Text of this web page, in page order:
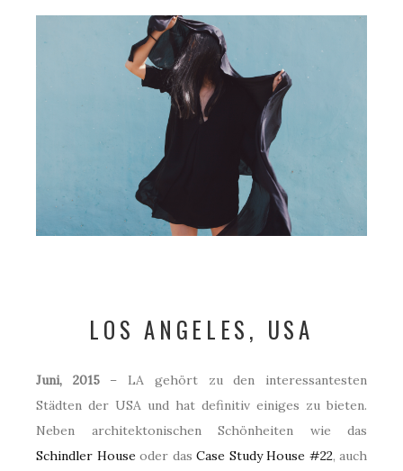
LOS ANGELES, USA
Juni, 2015– LA gehört zu den interessantesten
Städten der USA und hat definitiv einiges zu bieten.
Neben architektonischen Schönheiten wie das
Schindler Houseoder das Case Study House #22, auch